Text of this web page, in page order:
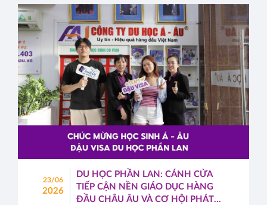
23/06
2026
DU HỌC PHẦN LAN: CÁNH CỬA
TIẾP CẬN NỀN GIÁO DỤC HÀNG
ĐẦU CHÂU ÂU VÀ CƠ HỘI PHÁT